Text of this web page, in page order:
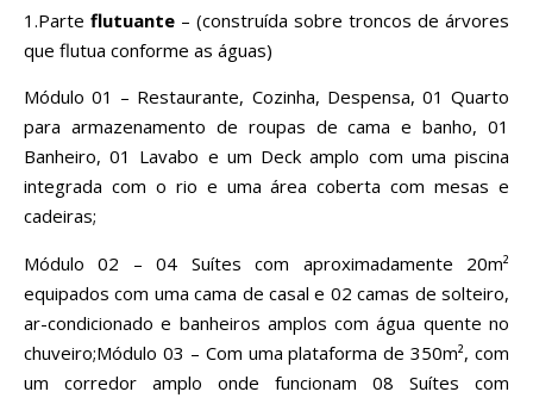
1.Parte flutuante – (construída sobre troncos de árvores
que flutua conforme as águas)
Módulo 01 – Restaurante, Cozinha, Despensa, 01 Quarto
para armazenamento de roupas de cama e banho, 01
Banheiro, 01 Lavabo e um Deck amplo com uma piscina
integrada com o rio e uma área coberta com mesas e
cadeiras;
Módulo 02 – 04 Suítes com aproximadamente 20m²
equipados com uma cama de casal e 02 camas de solteiro,
ar-condicionado e banheiros amplos com água quente no
chuveiro;Módulo 03 – Com uma plataforma de 350m², com
um corredor amplo onde funcionam 08 Suítes com